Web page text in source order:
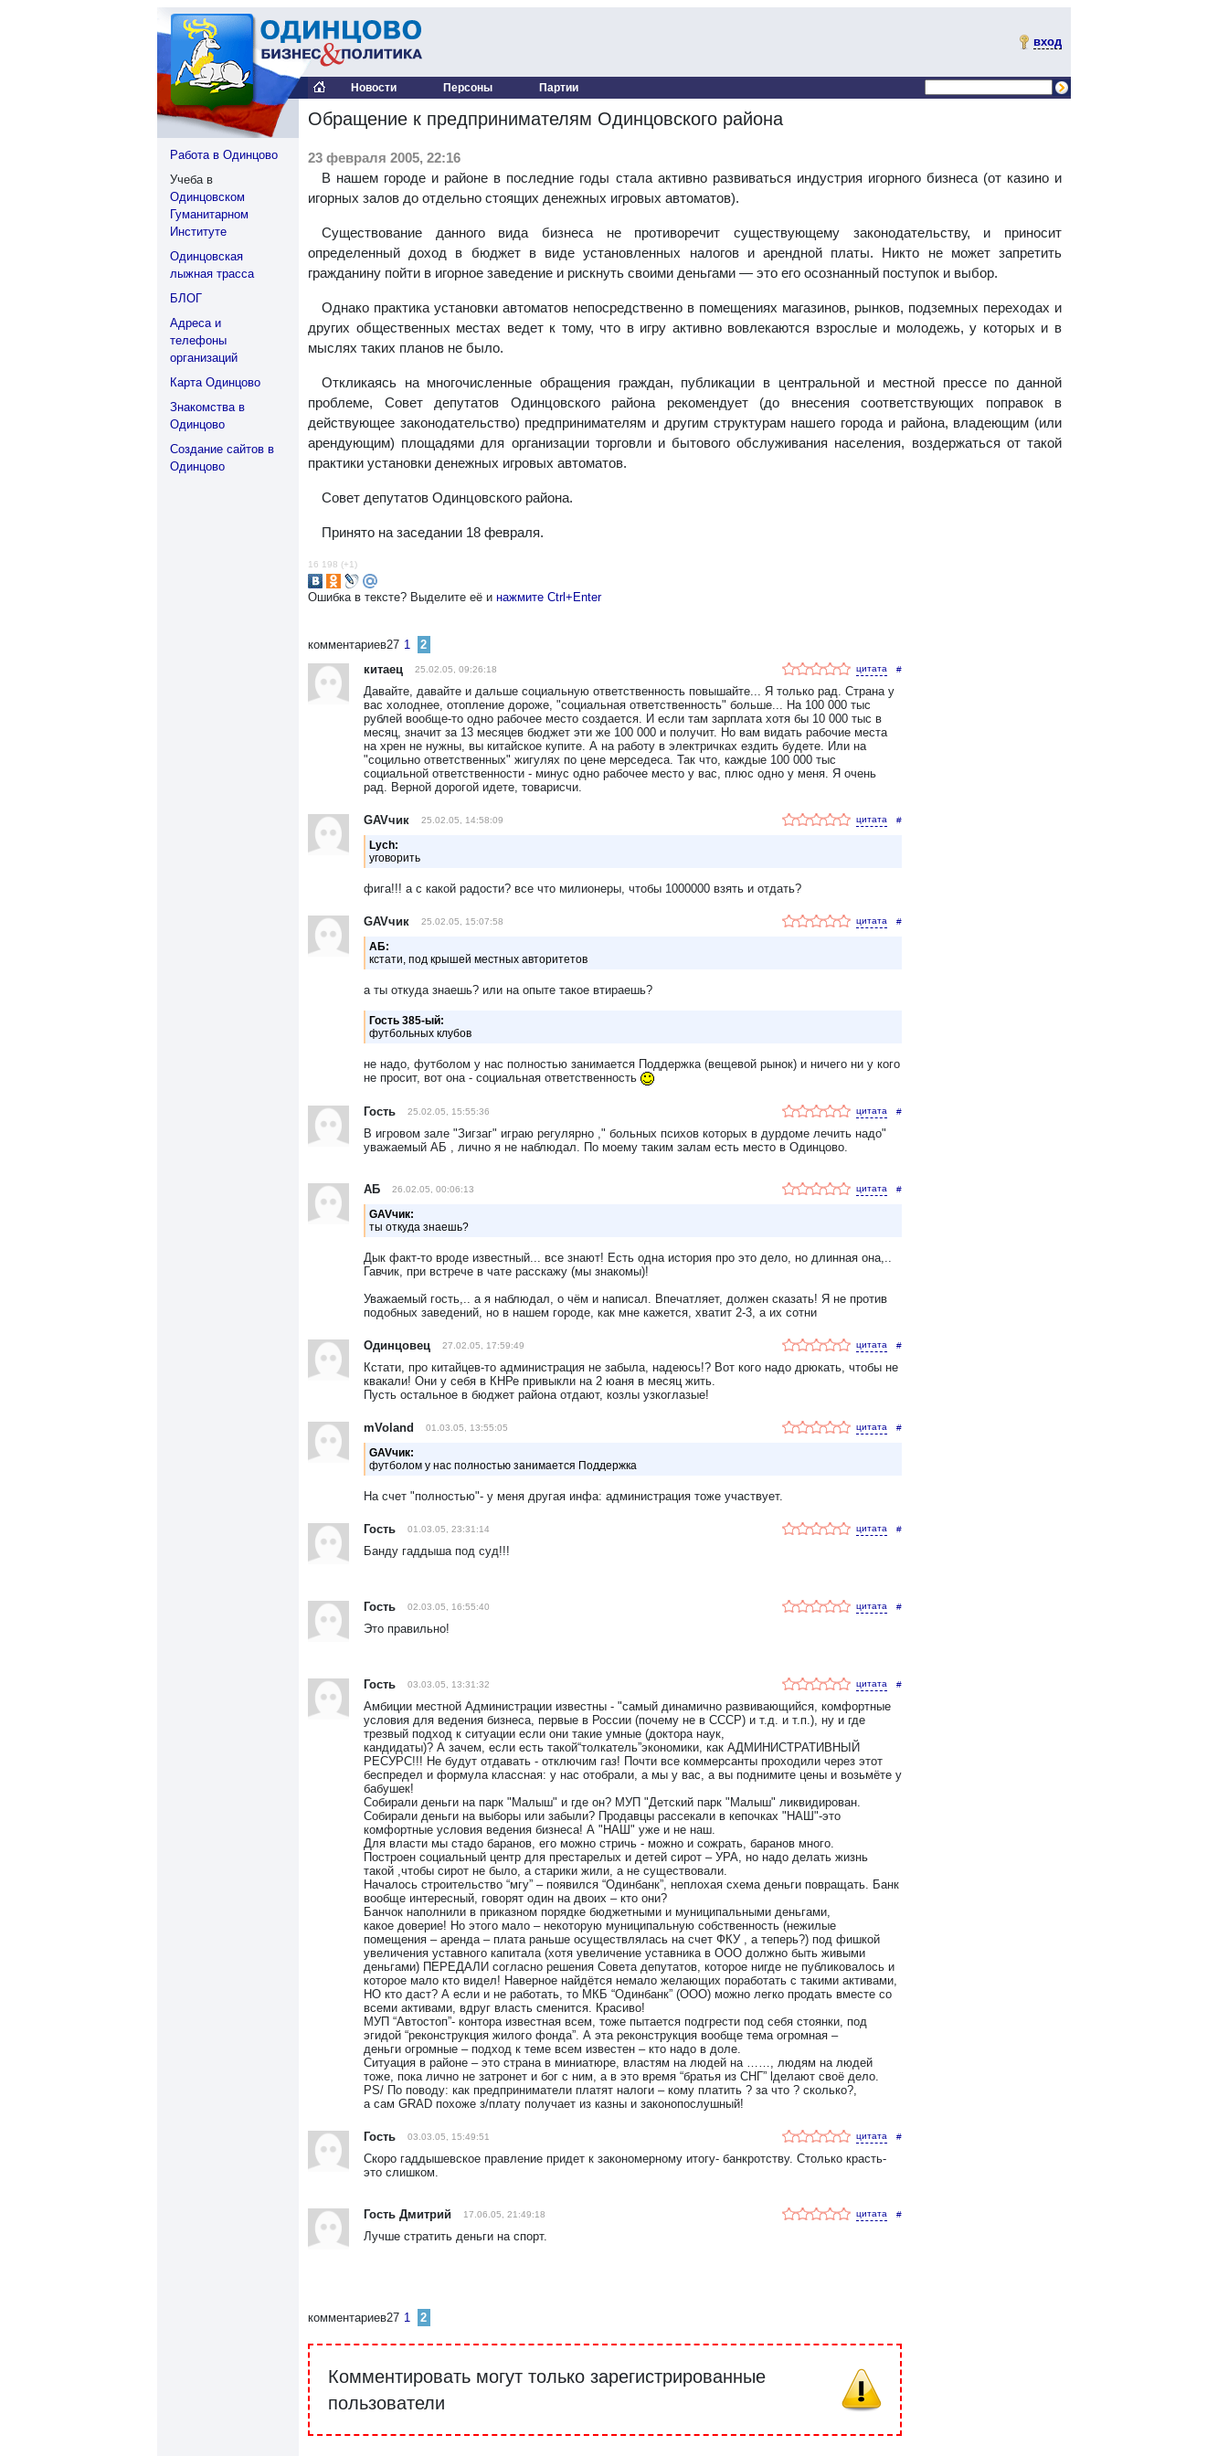
вход
Новости Персоны Партии
Работа в Одинцово
Учеба в
Одинцовском
Гуманитарном
Институте
Одинцовская
лыжная трасса
БЛОГ
Адреса и
телефоны
организаций
Карта Одинцово
Знакомства в
Одинцово
Создание сайтов в
Одинцово
Обращение к предпринимателям Одинцовского района
23 февраля 2005, 22:16
В нашем городе и районе в последние годы стала активно развиваться индустрия игорного бизнеса (от казино и
игорных залов до отдельно стоящих денежных игровых автоматов).
Существование данного вида бизнеса не противоречит существующему законодательству, и приносит
определенный доход в бюджет в виде установленных налогов и арендной платы. Никто не может запретить
гражданину пойти в игорное заведение и рискнуть своими деньгами — это его осознанный поступок и выбор.
Однако практика установки автоматов непосредственно в помещениях магазинов, рынков, подземных переходах и
других общественных местах ведет к тому, что в игру активно вовлекаются взрослые и молодежь, у которых и в
мыслях таких планов не было.
Откликаясь на многочисленные обращения граждан, публикации в цент­ральной и местной прессе по данной
проблеме, Совет депутатов Одинцовского района рекомендует (до внесения соответствующих поправок в
действующее законодательство) предпринимателям и другим структурам нашего города и района, владеющим (или
арендующим) площадями для организации торговли и бытового обслуживания населения, воздержаться от такой
практики установки денежных игровых автоматов.
Совет депутатов Одинцовского района.
Принято на заседании 18 февраля.
16 198 (+1)
Ошибка в тексте? Выделите её и нажмите Ctrl+Enter
комментариев27 1
2
китаец
25.02.05, 09:26:18 #
Давайте, давайте и дальше социальную ответственность повышайте... Я только рад. Страна у
вас холоднее, отопление дороже, "социальная ответственность" больше... На 100 000 тыс
рублей вообще-то одно рабочее место создается. И если там зарплата хотя бы 10 000 тыс в
месяц, значит за 13 месяцев бюджет эти же 100 000 и получит. Но вам видать рабочие места
на хрен не нужны, вы китайское купите. А на работу в электричках ездить будете. Или на
"социльно ответственных" жигулях по цене мерседеса. Так что, каждые 100 000 тыс
социальной ответственности - минус одно рабочее место у вас, плюс одно у меня. Я очень
рад. Верной дорогой идете, товарисчи.
GAVчик 25.02.05, 14:58:09 #
Lych:
уговорить
фига!!! а с какой радости? все что милионеры, чтобы 1000000 взять и отдать?
GAVчик 25.02.05, 15:07:58 #
АБ:
кстати, под крышей местных авторитетов
а ты откуда знаешь? или на опыте такое втираешь?
Гость 385-ый:
футбольных клубов
не надо, футболом у нас полностью занимается Поддержка (вещевой рынок) и ничего ни у кого
не просит, вот она - социальная ответственность
Гость 25.02.05, 15:55:36 #
В игровом зале "Зигзаг" играю регулярно ," больных психов которых в дурдоме лечить надо"
уважаемый АБ , лично я не наблюдал. По моему таким залам есть место в Одинцово.
АБ 26.02.05, 00:06:13 #
GAVчик:
ты откуда знаешь?
Дык факт-то вроде известный... все знают! Есть одна история про это дело, но длинная она,..
Гавчик, при встрече в чате расскажу (мы знакомы)!
Уважаемый гость,.. а я наблюдал, о чём и написал. Впечатляет, должен сказать! Я не против
подобных заведений, но в нашем городе, как мне кажется, хватит 2-3, а их сотни
Одинцовец 27.02.05, 17:59:49 #
Кстати, про китайцев-то администрация не забыла, надеюсь!? Вот кого надо дрюкать, чтобы не
квакали! Они у себя в КНРе привыкли на 2 юаня в месяц жить.
Пусть остальное в бюджет района отдают, козлы узкоглазые!
mVoland 01.03.05, 13:55:05 #
GAVчик:
футболом у нас полностью занимается Поддержка
На счет "полностью"- у меня другая инфа: администрация тоже участвует.
Гость 01.03.05, 23:31:14 #
Банду гаддыша под суд!!!
Гость 02.03.05, 16:55:40 #
Это правильно!
Гость 03.03.05, 13:31:32 #
Амбиции местной Администрации известны - "самый динамично развивающийся, комфортные
условия для ведения бизнеса, первые в России (почему не в СССР) и т.д. и т.п.), ну и где
трезвый подход к ситуации если они такие умные (доктора наук,
кандидаты)? А зачем, если есть такой“толкатель”экономики, как АДМИНИСТРАТИВНЫЙ
РЕСУРС!!! Не будут отдавать - отключим газ! Почти все коммерсанты проходили через этот
беспредел и формула классная: у нас отобрали, а мы у вас, а вы поднимите цены и возьмёте у
бабушек!
Собирали деньги на парк "Малыш" и где он? МУП "Детский парк "Малыш" ликвидирован.
Собирали деньги на выборы или забыли? Продавцы рассекали в кепочках "НАШ"-это
комфортные условия ведения бизнеса! А "НАШ" уже и не наш.
Для власти мы стадо баранов, его можно стричь - можно и сожрать, баранов много.
Построен социальный центр для престарелых и детей сирот – УРА, но надо делать жизнь
такой ,чтобы сирот не было, а старики жили, а не существовали.
Началось строительство “мгу” – появился “Одинбанк”, неплохая схема деньги повращать. Банк
вообще интересный, говорят один на двоих – кто они?
Банчок наполнили в приказном порядке бюджетными и муниципальными деньгами,
какое доверие! Но этого мало – некоторую муниципальную собственность (нежилые
помещения – аренда – плата раньше осуществлялась на счет ФКУ , а теперь?) под фишкой
увеличения уставного капитала (хотя увеличение уставника в ООО должно быть живыми
деньгами) ПЕРЕДАЛИ согласно решения Совета депутатов, которое нигде не публиковалось и
которое мало кто видел! Наверное найдётся немало желающих поработать с такими активами,
НО кто даст? А если и не работать, то МКБ “Одинбанк” (ООО) можно легко продать вместе со
всеми активами, вдруг власть сменится. Красиво!
МУП “Автостоп”- контора известная всем, тоже пытается подгрести под себя стоянки, под
эгидой “реконструкция жилого фонда”. А эта реконструкция вообще тема огромная –
деньги огромные – подход к теме всем известен – кто надо в доле.
Ситуация в районе – это страна в миниатюре, властям на людей на ……, людям на людей
тоже, пока лично не затронет и бог с ним, а в это время “братья из СНГ” lделают своё дело.
PS/ По поводу: как предприниматели платят налоги – кому платить ? за что ? сколько?,
а сам GRAD похоже з/плату получает из казны и законопослушный!
Гость 03.03.05, 15:49:51 #
Скоро гаддышевское правление придет к закономерному итогу- банкротству. Столько красть-
это слишком.
Гость Дмитрий 17.06.05, 21:49:18 #
Лучше стратить деньги на спорт.
комментариев27 1 2
Комментировать могут только зарегистрированные
пользователи